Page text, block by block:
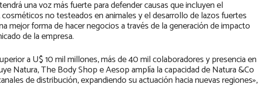
una voz más fuerte para defender causas que incluyen el
no testeados en animales y el desarrollo de lazos fuertes
mejor forma de hacer negocios a través de la generación de impacto
de la empresa.
a U$ 10 mil millones, más de 40 mil colaboradores y presencia en
Natura, The Body Shop e Aesop amplía la capacidad de Natura &Co
de distribución, expandiendo su actuación hacia nuevas regiones»,